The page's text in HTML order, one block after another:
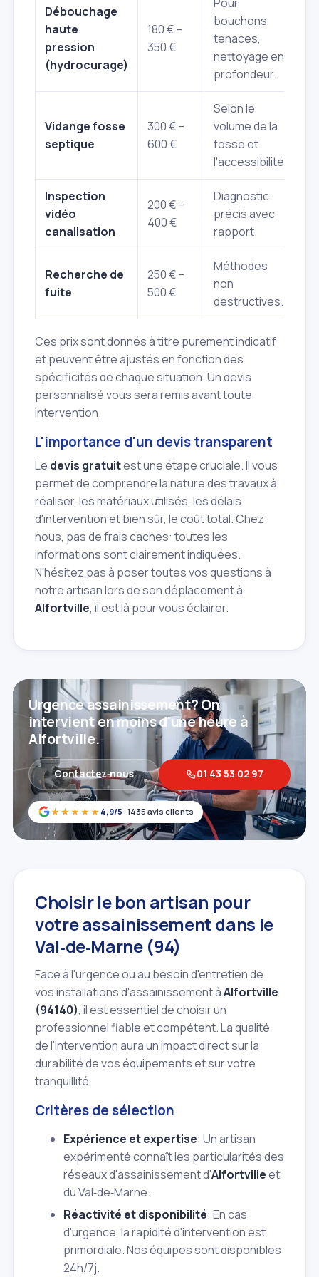
Débouchage
haute
pression
(hydrocurage)
180 € –
350 €
bouchons
tenaces,
nettoyage en
profondeur.
Vidange fosse
septique
300 € –
600 €
Selon le
volume de la
fosse et
l'accessibilité.
Inspection
vidéo
canalisation
200 € –
400 €
Diagnostic
précis avec
rapport.
Recherche de
fuite
250 € –
500 €
Méthodes
non
destructives.
Ces prix sont donnés à titre purement indicatif
et peuvent être ajustés en fonction des
spécificités de chaque situation. Un devis
personnalisé vous sera remis avant toute
intervention.
L'importance d'un devis transparent
Le devis gratuitest une étape cruciale. Il vous
permet de comprendre la nature des travaux à
réaliser, les matériaux utilisés, les délais
d'intervention et bien sûr, le coût total. Chez
nous, pas de frais cachés: toutes les
informations sont clairement indiquées.
N'hésitez pas à poser toutes vos questions à
notre artisan lors de son déplacement à
Alfortville, il est là pour vous éclairer.
★★★★★ 4,9/5 · 1435 avis clients
Urgence assainissement? On
intervient en moins d'une heure à
Alfortville.
Contactez‑nous 01 43 53 02 97
Choisir le bon artisan pour
votre assainissement dans le
Val‑de‑Marne (94)
Face à l'urgence ou au besoin d'entretien de
vos installations d'assainissement àAlfortville
(94140), il est essentiel de choisir un
professionnel fiable et compétent. La qualité
de l'intervention aura un impact direct sur la
durabilité de vos équipements et sur votre
tranquillité.
Critères de sélection
Expérience et expertise: Un artisan
expérimenté connaît les particularités des
réseaux d'assainissement d'Alfortvilleet
du Val‑de‑Marne.
Réactivité et disponibilité: En cas
d'urgence, la rapidité d'intervention est
primordiale. Nos équipes sont disponibles
24h/7j.